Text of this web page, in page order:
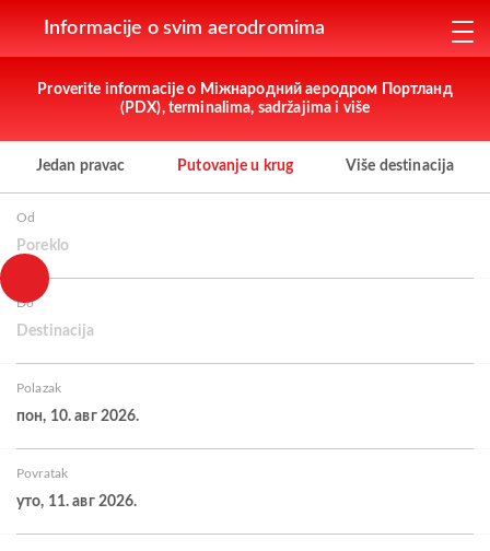
Informacije o svim aerodromima
Proverite informacije o Міжнародний аеродром Портланд
(PDX), terminalima, sadržajima i više
Jedan pravac Putovanje u krug Više destinacija
Od
Poreklo
Do
Destinacija
Polazak
пон, 10. авг 2026.
Povratak
уто, 11. авг 2026.